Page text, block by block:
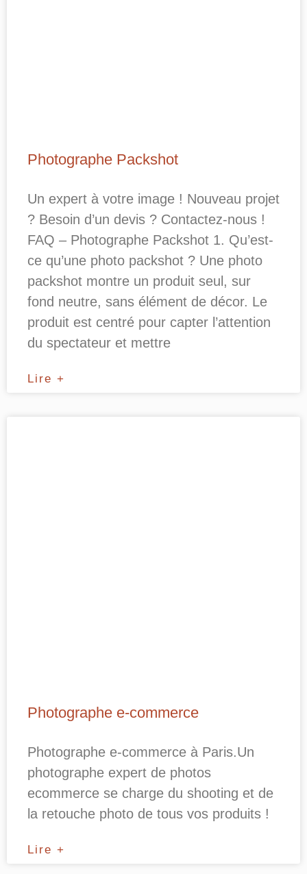
Photographe Packshot
Un expert à votre image ! Nouveau projet
? Besoin d’un devis ? Contactez-nous !
FAQ – Photographe Packshot 1. Qu’est-
ce qu’une photo packshot ? Une photo
packshot montre un produit seul, sur
fond neutre, sans élément de décor. Le
produit est centré pour capter l’attention
du spectateur et mettre
Lire +
Photographe e-commerce
Photographe e-commerce à Paris.Un
photographe expert de photos
ecommerce se charge du shooting et de
la retouche photo de tous vos produits !
Lire +